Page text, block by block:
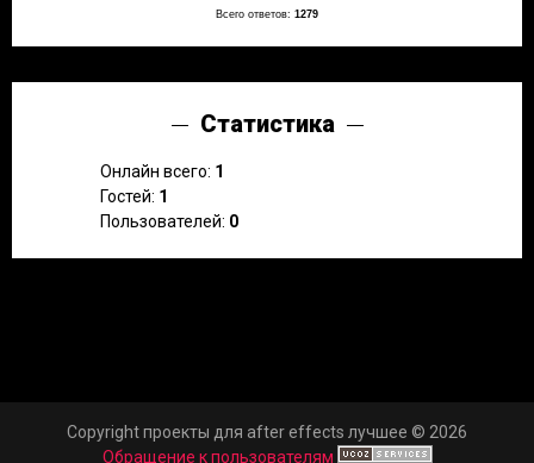
Всего ответов: 1279
Статистика
Онлайн всего: 1
Гостей: 1
Пользователей: 0
Copyright проекты для after effects лучшее © 2026
Обращение к пользователям